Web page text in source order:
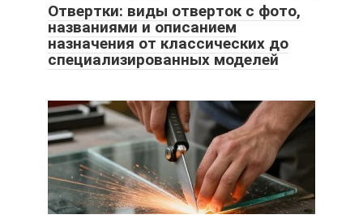
Отвертки: виды отверток с фото,
названиями и описанием
назначения от классических до
специализированных моделей